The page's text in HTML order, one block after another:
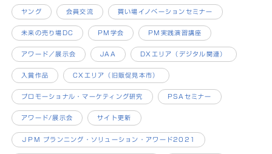
ヤング 会員交流 買い場イノベーションセミナー
未来の売り場DC PM学会 PM実践演習講座
アワード／展示会 JAA DXエリア（デジタル関連）
入賞作品 CXエリア（旧販促見本市）
プロモーショナル・マーケティング研究 PSAセミナー
アワード/展示会 サイト更新
ＪPM プランニング・ソリューション・アワード2021